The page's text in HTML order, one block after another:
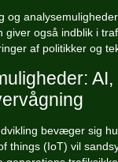
og
giver også indblik i
af politikker og
AI,
bevæger sig
things (IoT) vil